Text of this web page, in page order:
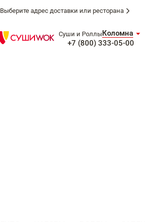
Выберите адрес доставки или ресторана
Суши и РоллыКоломна
+7 (800) 333-05-00